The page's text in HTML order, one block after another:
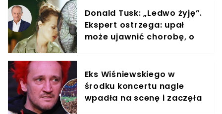
Donald Tusk: „Ledwo żyję”.
Ekspert ostrzega: upał
może ujawnić chorobę, o
Eks Wiśniewskiego w
środku koncertu nagle
wpadła na scenę i zaczęła